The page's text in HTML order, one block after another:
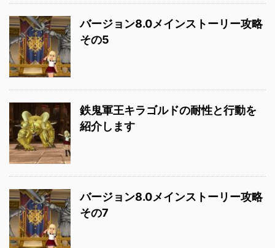
バージョン8.0メインストーリー攻略
その5
鉄鬼軍王キラゴルドの耐性と行動を
紹介します
バージョン8.0メインストーリー攻略
その7